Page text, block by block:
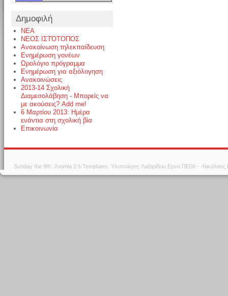
Δημοφιλή
NEA
ΝΕΟΣ ΙΣΤΌΤΟΠΟΣ
Ανακοίνωση τηλεκπαίδευση
Ενημέρωση γονέων
Ωρολόγιο πρόγραμμα
Ενημέρωση για αξιόλογηση
Ανακοινώσεις
2013-14 Σχολική
Διαμεσολάβηση - Μπορείς να
με ακούσεις? Add me!
6 Μαρτίου 2013: Ημέρα
ενάντια στη σχολική βία
Επικοινωνία
Sunday the 9th.Joomla 2.5 Templates . Υλοποίηση: Λαζαρίδου Ερνα ΠΕ06 - -